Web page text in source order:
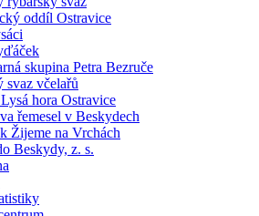
oddíl Ostravice
skupina Petra Bezruče
svaz včelařů
hora Ostravice
řemesel v Beskydech
Žijeme na Vrchách
Beskydy, z. s.